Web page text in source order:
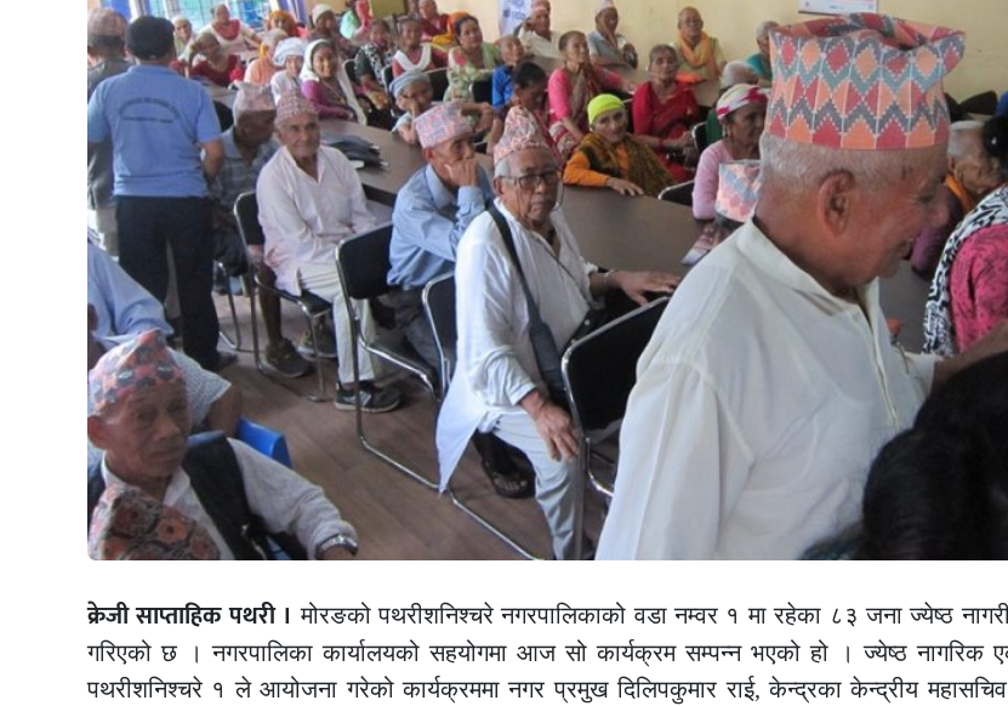
क्रेजी साप्ताहिक पथरी । मोरङको पथरीशनिश्चरे नगरपालिकाको वडा नम्वर १ मा रहेका ८३ जना ज्येष्ठ
गरिएको छ । नगरपालिका कार्यालयको सहयोगमा आज सो कार्यक्रम सम्पन्न भएको हो । ज्येष्ठ नागरिक
पथरीशनिश्चरे १ ले आयोजना गरेको कार्यक्रममा नगर प्रमुख दिलिपकुमार राई, केन्द्रका केन्द्रीय